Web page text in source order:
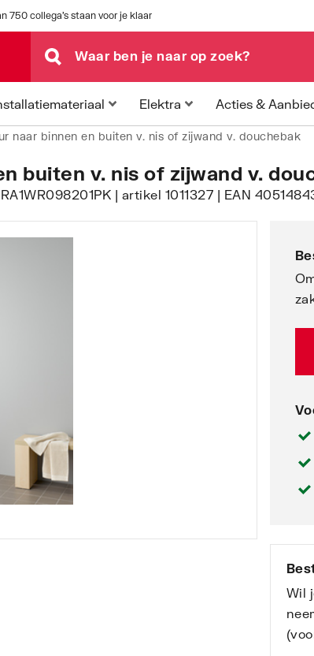
750 collega's staan voor je klaar
Elektra Acties &
naar binnen en buiten v. nis of zijwand v. douchebak
buiten v. nis of zijwand v.
| artikel 1011327 | EAN
Wil